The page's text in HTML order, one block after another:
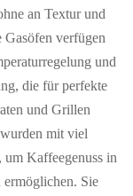
an Textur und
Gasöfen verfügen
und
die für perfekte
und Grillen
mit viel
Kaffeegenuss in
Sie